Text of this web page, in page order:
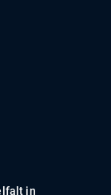
in